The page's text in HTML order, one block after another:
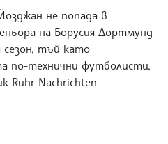
не попада в
на Борусия Дортмунд
сезон, тъй като
по-технични футболисти,
Ruhr Nachrichten